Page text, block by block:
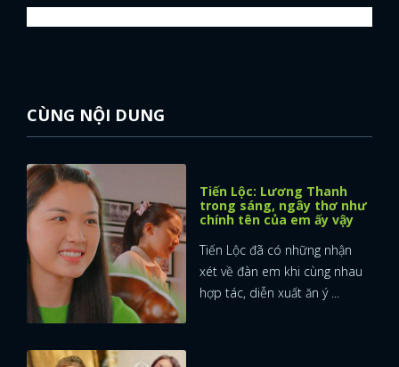
CÙNG NỘI DUNG
Tiến Lộc: Lương Thanh
trong sáng, ngây thơ như
chính tên của em ấy vậy
Tiến Lộc đã có những nhận
xét về đàn em khi cùng nhau
hợp tác, diễn xuất ăn ý ...